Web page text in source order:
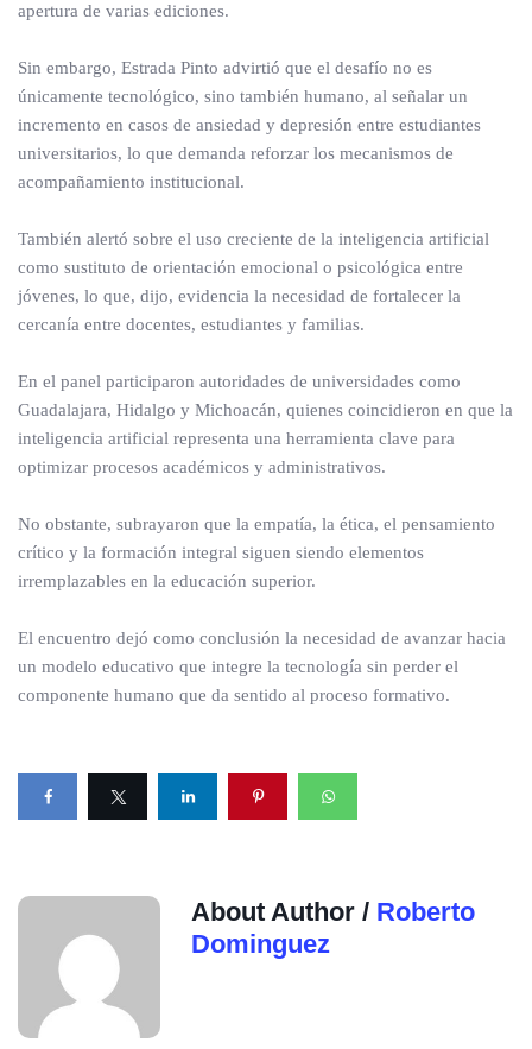
apertura de varias ediciones.
Sin embargo, Estrada Pinto advirtió que el desafío no es
únicamente tecnológico, sino también humano, al señalar un
incremento en casos de ansiedad y depresión entre estudiantes
universitarios, lo que demanda reforzar los mecanismos de
acompañamiento institucional.
También alertó sobre el uso creciente de la inteligencia artificial
como sustituto de orientación emocional o psicológica entre
jóvenes, lo que, dijo, evidencia la necesidad de fortalecer la
cercanía entre docentes, estudiantes y familias.
En el panel participaron autoridades de universidades como
Guadalajara, Hidalgo y Michoacán, quienes coincidieron en que la
inteligencia artificial representa una herramienta clave para
optimizar procesos académicos y administrativos.
No obstante, subrayaron que la empatía, la ética, el pensamiento
crítico y la formación integral siguen siendo elementos
irremplazables en la educación superior.
El encuentro dejó como conclusión la necesidad de avanzar hacia
un modelo educativo que integre la tecnología sin perder el
componente humano que da sentido al proceso formativo.
About Author / Roberto
Dominguez